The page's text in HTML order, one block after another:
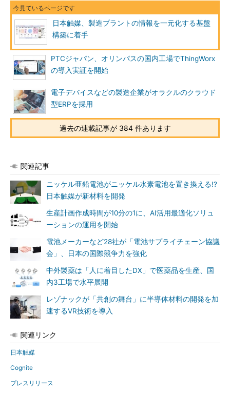
日本触媒、製造プラントの情報を一元化する基盤
構築に着手
PTCジャパン、オリンパスの国内工場でThingWorx
の導入実証を開始
電子デバイスなどの製造企業がオラクルのクラウド
型ERPを採用
過去の連載記事が 384 件あります
関連記事
ニッケル亜鉛電池がニッケル水素電池を置き換える!?
日本触媒が新材料を開発
生産計画作成時間が10分の1に、AI活用最適化ソリュ
ーションの運用を開始
電池メーカーなど28社が「電池サプライチェーン協議
会」、日本の国際競争力を強化
中外製薬は「人に着目したDX」で医薬品を生産、国
内3工場で水平展開
レゾナックが「共創の舞台」に半導体材料の開発を加
速するVR技術を導入
関連リンク
日本触媒
Cognite
プレスリリース